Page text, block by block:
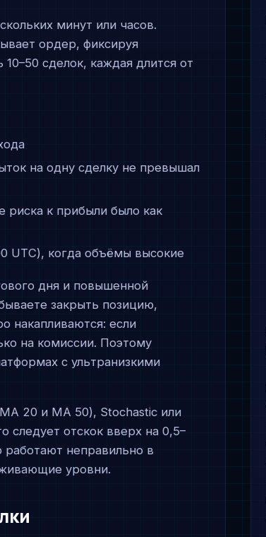
минут или часов.
ордер, фиксируя
сделок, каждая длится от
на одну сделку не превышал
риска к прибыли было как
UTC), когда объёмы высокие
дня и повышенной
закрыть позицию,
накапливаются: если
на комиссии. Поэтому
с ультранизкими
20 и MA 50), Stochastic или
следует отскок вверх на 0,5–
работают неправильно в
уровни.